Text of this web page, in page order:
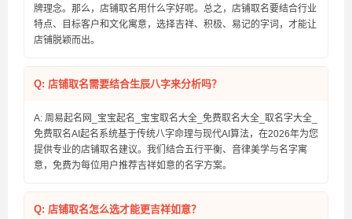
牌理念。那么，店铺取名用什么字好呢。总之，店铺取名要结合行业
特点、目标客户和文化寓意，选择吉祥、积极、易记的字词，才能让
店铺脱颖而出。
Q: 店铺取名需要结合生辰八字来分析吗？
A: 周易起名网_宝宝起名_宝宝取名大全_免费取名大全_取名字大全_
免费取名AI起名系统基于传统八字命理与现代AI算法，在2026年为您
提供专业的店铺取名建议。我们结合五行平衡、音律美学与名字寓
意，免费为每位用户推荐吉祥如意的名字方案。
Q: 店铺取名怎么选才能更吉祥如意？